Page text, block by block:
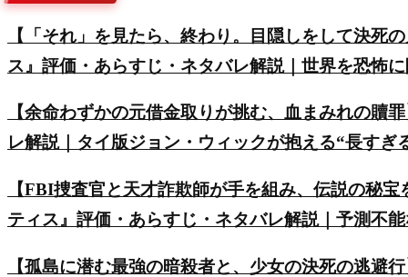
【「それ」を見たら、終わり。目隠しをして決死
ス』評価・あらすじ・ネタバレ解説｜世界を恐怖
【余命わずかの元借金取りが挑む、血まみれの贖
レ解説｜タイ版ジョン・ウィックが抱える“長すぎ
【FBI捜査官と天才詐欺師が手を組み、伝説の秘
ティス』評価・あらすじ・ネタバレ解説｜予測不
【孤島に潜む最強の暗殺者と、少女の決死の逃避